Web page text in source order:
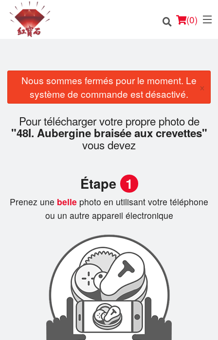
(0)
Commander en ligne
Français
Panier (0)
Rechercher
Nous sommes fermés pour le moment. Le
système de commande est désactivé.
×
Pour télécharger votre propre photo de
"48I. Aubergine braisée aux crevettes"
vous devez
Étape 1
Prenez une belle photo en utilisant votre téléphone
ou un autre appareil électronique